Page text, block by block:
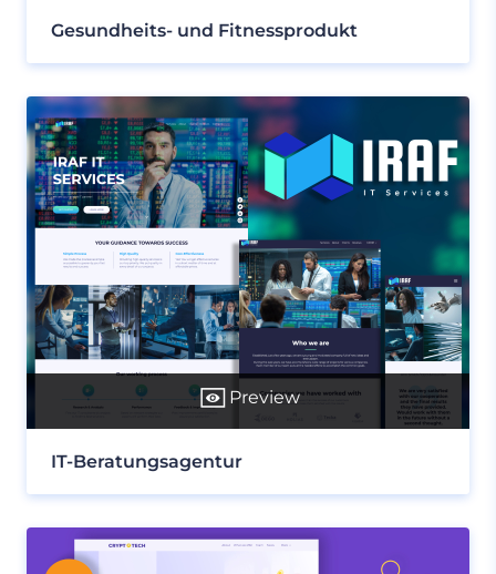
Gesundheits- und Fitnessprodukt
Preview
IT-Beratungsagentur